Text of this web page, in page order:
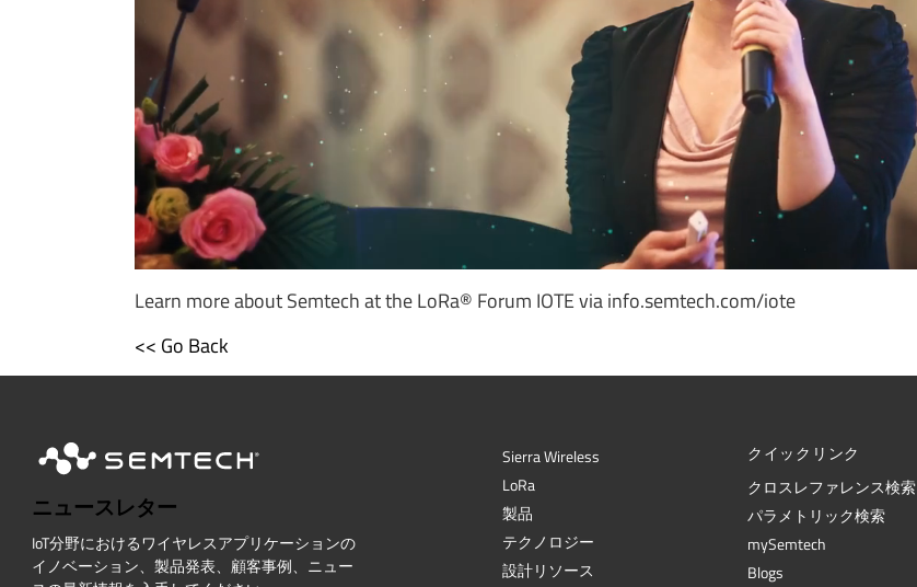
Learn more about Semtech at the LoRa® Forum IOTE via info.semtech.com/iote
<< Go Back
ニュースレター
IoT分野におけるワイヤレスアプリケーションの
イノベーション、製品発表、顧客事例、ニュー
Sierra Wireless
LoRa
製品
テクノロジー
設計リソース
クイックリンク
クロスレファレンス検索
パラメトリック検索
mySemtech
Blogs